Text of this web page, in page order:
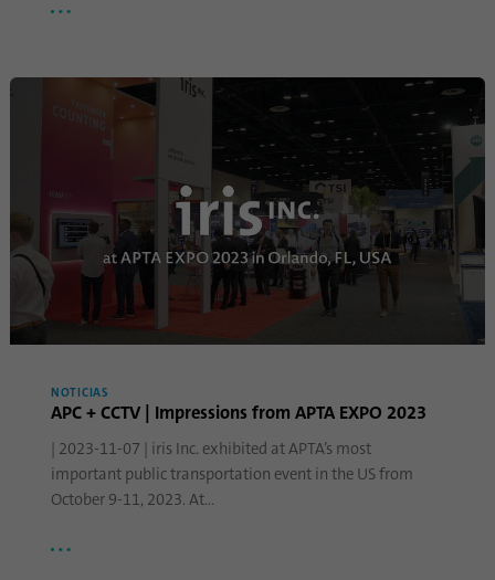
NOTICIAS
APC + CCTV | Impressions from APTA EXPO 2023
| 2023-11-07 | iris Inc. exhibited at APTA’s most
important public transportation event in the US from
October 9-11, 2023. At…